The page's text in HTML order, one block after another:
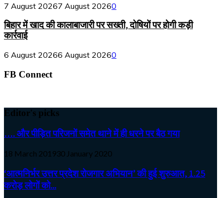
7 August 20267 August 20260
बिहार में खाद की कालाबाजारी पर सख्ती, दोषियों पर होगी कड़ी
कार्रवाई
6 August 20266 August 20260
FB Connect
Editor's picks
…. और पीड़ित परिजनों समेत थाने में ही धरने पर बैठ गया
18 March 201930 January 2020
‘आत्मनिर्भर उत्तर प्रदेश रोजगार अभियान’ की हुई शुरुआत, 1.25
करोड़ लोगों को...